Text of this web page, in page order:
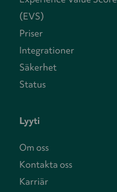
(EVS)
Priser
Integrationer
Säkerhet
Status
Lyyti
Om oss
Kontakta oss
Karriär